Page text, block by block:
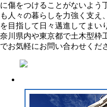
に傷をつけることがないよう
も人々の暮らしを力強く支え
を目指して日々邁進してまい
奈川県内や東京都で土木型枠
でお気軽にお問い合わせくだ